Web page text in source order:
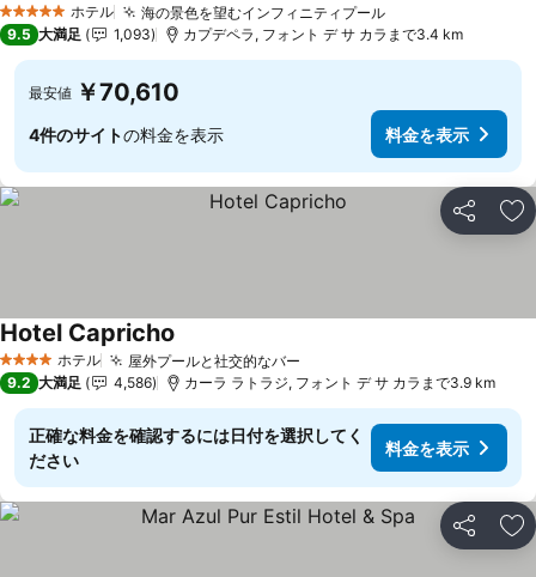
5 ホテルのランク
ホテル 海の景色を望むインフィニティプール料金を表示
9.5 大満足 1,093 カプデペラ, フォント デ サ カラまで3.4 km
最安値 ￥70,610
4件のサイトの料金を表示 料金を表示
シェア お
4 ホテルのランク
ホテル 屋外プールと社交的なバー
Hotel Capricho
9.2 大満足 4,586 カーラ ラトラジ, フォント デ サ カラまで3.9 km
正確な料金を確認するには日付を選択してく
ださい
料金を表示
シェア お